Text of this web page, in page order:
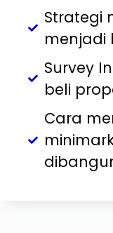
Strategi
menjadi
Survey
beli
Cara